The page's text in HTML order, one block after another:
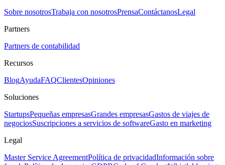
Sobre nosotrosTrabaja con nosotrosPrensaContáctanosLegal
Partners
Partners de contabilidad
Recursos
BlogAyudaFAQClientesOpiniones
Soluciones
StartupsPequeñas empresasGrandes empresasGastos de viajes de
negociosSuscripciones a servicios de softwareGasto en marketing
Legal
Master Service AgreementPolítica de privacidadInformación sobre